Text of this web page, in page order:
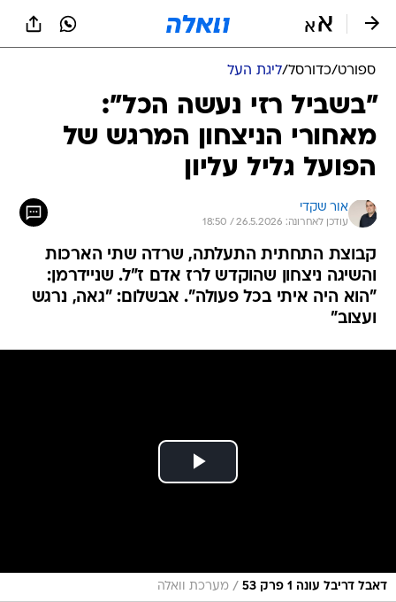
ספורט/כדורסל/ליגת העל
"בשביל רזי נעשה הכל":
מאחורי הניצחון המרגש של
הפועל גליל עליון
אור שקדי
עודכן לאחרונה: 26.5.2026 / 18:50
קבוצת התחתית התעלתה, שרדה שתי הארכות
והשיגה ניצחון שהוקדש לרז אדם ז"ל. שניידרמן:
"הוא היה איתי בכל פעולה". אבשלום: "גאה, נרגש
ועצוב"
דאבל דריבל עונה 1 פרק 53 / מערכת וואלה